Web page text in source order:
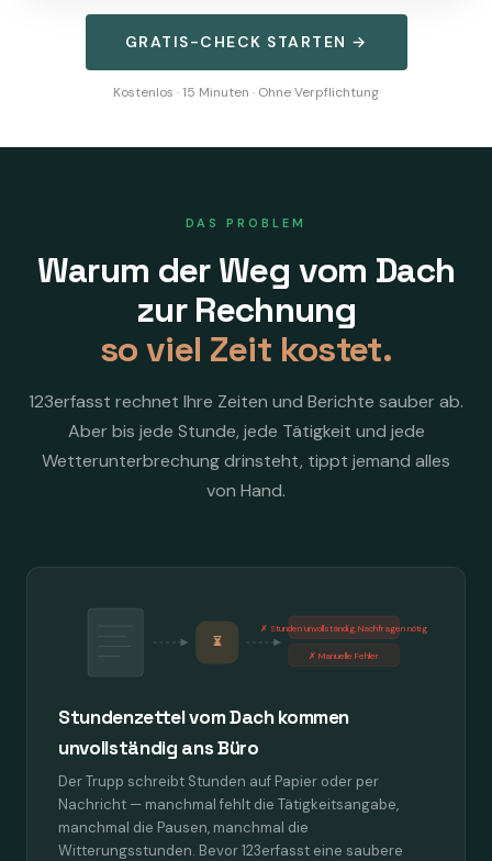
GRATIS-CHECK STARTEN →
Kostenlos · 15 Minuten · Ohne Verpflichtung
DAS PROBLEM
Warum der Weg vom Dach
zur Rechnung
so viel Zeit kostet.
123erfasst rechnet Ihre Zeiten und Berichte sauber ab.
Aber bis jede Stunde, jede Tätigkeit und jede
Wetterunterbrechung drinsteht, tippt jemand alles
von Hand.
⏳
✗ Stunden unvollständig, Nachfragen nötig
✗ Manuelle Fehler
Stundenzettel vom Dach kommen
unvollständig ans Büro
Der Trupp schreibt Stunden auf Papier oder per
Nachricht — manchmal fehlt die Tätigkeitsangabe,
manchmal die Pausen, manchmal die
Witterungsstunden. Bevor 123erfasst eine saubere